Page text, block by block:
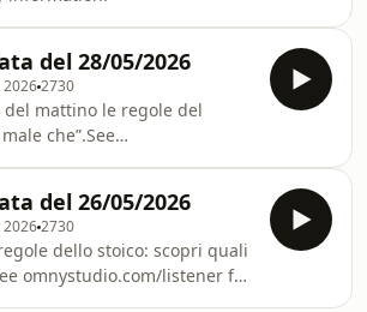
del 28/05/2026
20262730
del mattino le regole del
che”.See
del 26/05/2026
20262730
dello stoico: scopri quali
omnystudio.com/listener for